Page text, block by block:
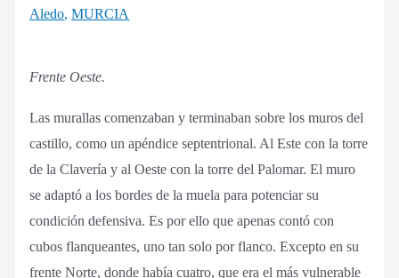
Aledo,MURCIA
Frente Oeste.
Las murallas comenzaban y terminaban sobre los muros del
castillo, como un apéndice septentrional. Al Este con la torre
de la Clavería y al Oeste con la torre del Palomar. El muro
se adaptó a los bordes de la muela para potenciar su
condición defensiva. Es por ello que apenas contó con
cubos flanqueantes, uno tan solo por flanco. Excepto en su
frente Norte, donde había cuatro, que era el más vulnerable